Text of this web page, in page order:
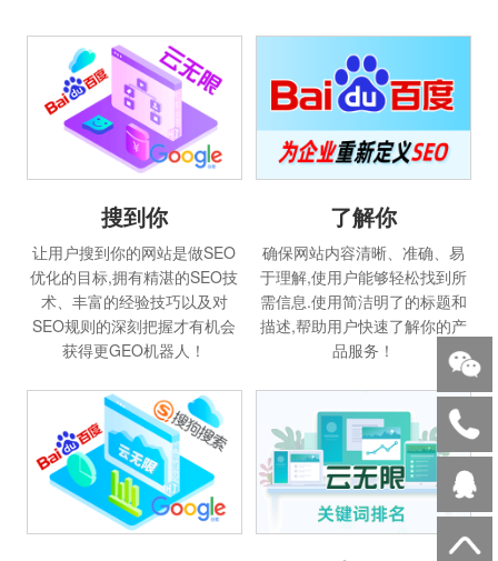
搜到你
让用户搜到你的网站是做SEO
优化的目标,拥有精湛的SEO技
术、丰富的经验技巧以及对
SEO规则的深刻把握才有机会
获得更GEO机器人！
了解你
确保网站内容清晰、准确、易
于理解,使用户能够轻松找到所
需信息.使用简洁明了的标题和
描述,帮助用户快速了解你的产
品服务！